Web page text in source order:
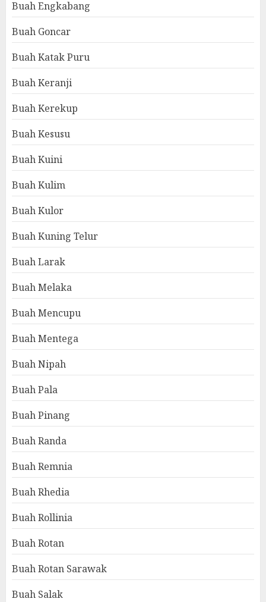
Buah Engkabang
Buah Goncar
Buah Katak Puru
Buah Keranji
Buah Kerekup
Buah Kesusu
Buah Kuini
Buah Kulim
Buah Kulor
Buah Kuning Telur
Buah Larak
Buah Melaka
Buah Mencupu
Buah Mentega
Buah Nipah
Buah Pala
Buah Pinang
Buah Randa
Buah Remnia
Buah Rhedia
Buah Rollinia
Buah Rotan
Buah Rotan Sarawak
Buah Salak